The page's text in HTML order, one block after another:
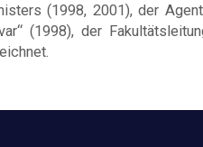
(1998, 2001), der
(1998), der